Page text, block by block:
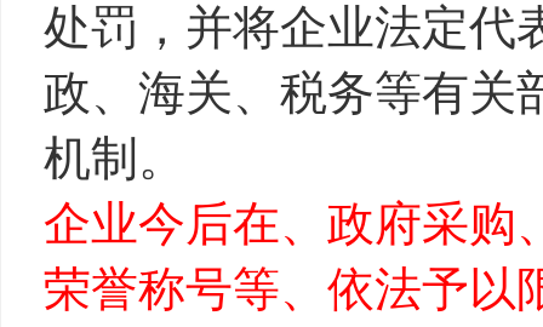
处罚，并将企业法定代
政、海关、税务等有关
机制。
企业今后在、政府采购
荣誉称号等、依法予以